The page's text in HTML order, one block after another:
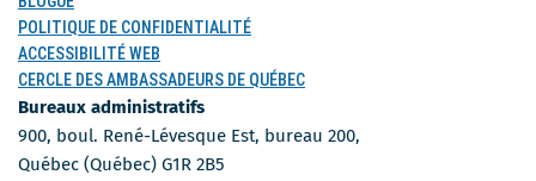
POLITIQUE DE CONFIDENTIALITÉ
ACCESSIBILITÉ WEB
CERCLE DES AMBASSADEURS DE QUÉBEC
Bureaux administratifs
900, boul. René-Lévesque Est, bureau 200,
Québec (Québec) G1R 2B5